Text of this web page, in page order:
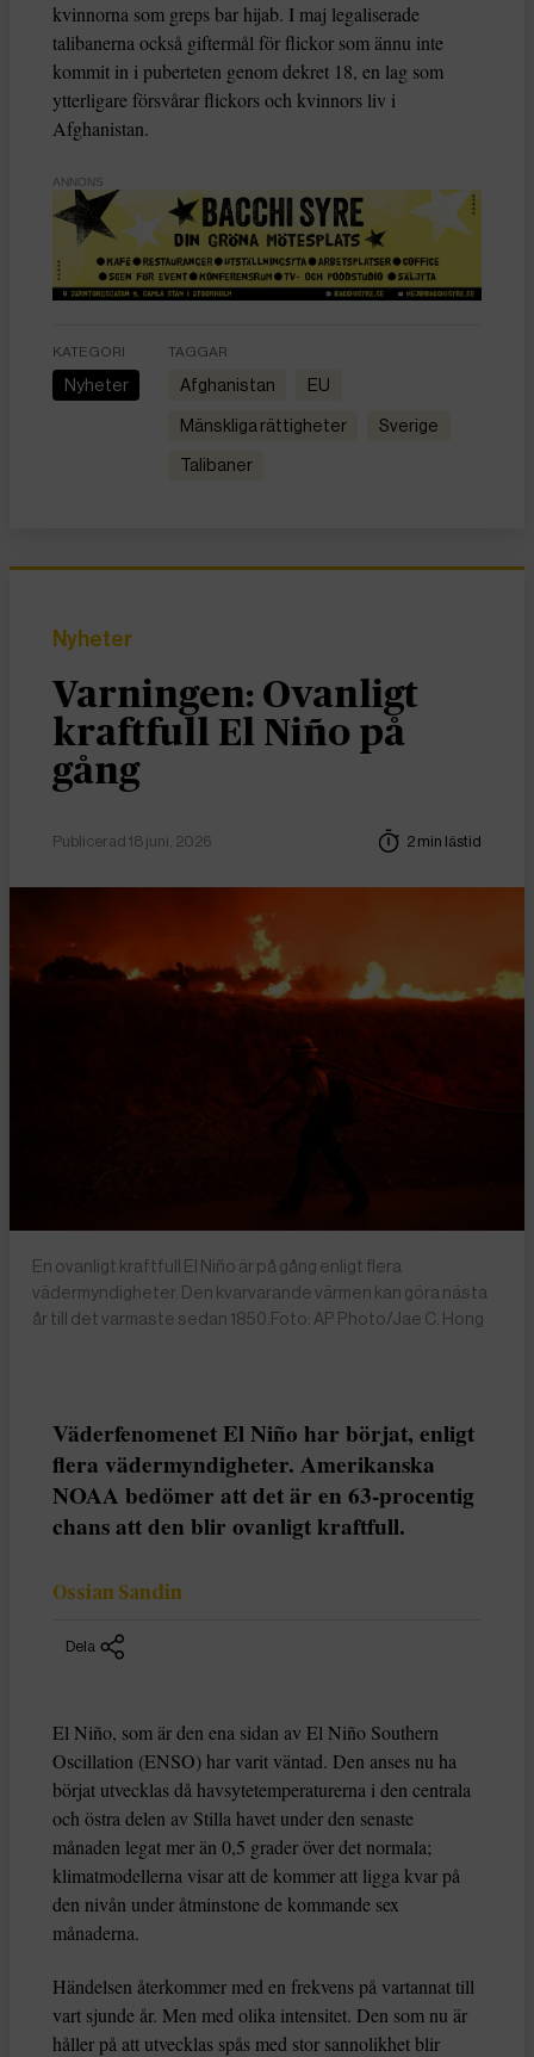
kvinnorna som greps bar hijab. I maj legaliserade
talibanerna också giftermål för flickor som ännu inte
kommit in i puberteten genom dekret 18, en lag som
ytterligare försvårar flickors och kvinnors liv i
Afghanistan.
ANNONS
KATEGORI
Nyheter
TAGGAR
Afghanistan EU
Mänskliga rättigheter Sverige
talibaner
Nyheter
Varningen: Ovanligt
kraftfull El Niño på
gång
Publicerad 18 juni, 2026 2 min lästid
En ovanligt kraftfull El Niño är på gång enligt flera
vädermyndigheter. Den kvarvarande värmen kan göra nästa
år till det varmaste sedan 1850.Foto: AP Photo/Jae C. Hong
Väderfenomenet El Niño har börjat, enligt
flera vädermyndigheter. Amerikanska
NOAA bedömer att det är en 63-procentig
chans att den blir ovanligt kraftfull.
Ossian Sandin
Dela
El Niño, som är den ena sidan av El Niño Southern
Oscillation (ENSO) har varit väntad. Den anses nu ha
börjat utvecklas då havsytetemperaturerna i den centrala
och östra delen av Stilla havet under den senaste
månaden legat mer än 0,5 grader över det normala;
klimatmodellerna visar att de kommer att ligga kvar på
den nivån under åtminstone de kommande sex
månaderna.
Händelsen återkommer med en frekvens på vartannat till
vart sjunde år. Men med olika intensitet. Den som nu är
håller på att utvecklas spås med stor sannolikhet blir